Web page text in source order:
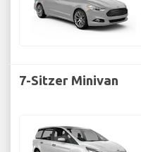
7-Sitzer Minivan